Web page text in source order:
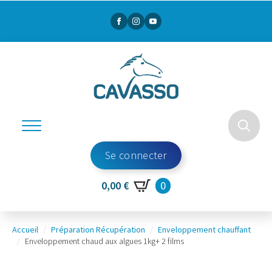
Se connecter
0,00 € 0
Accueil Préparation Récupération
Enveloppement chauffant
Enveloppement chaud aux algues 1kg+ 2 films